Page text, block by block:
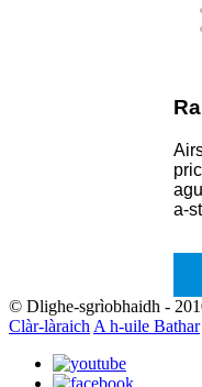
a-
© Dlighe-sgrìobhaidh -
Clàr-làraich A h-uile Bathar